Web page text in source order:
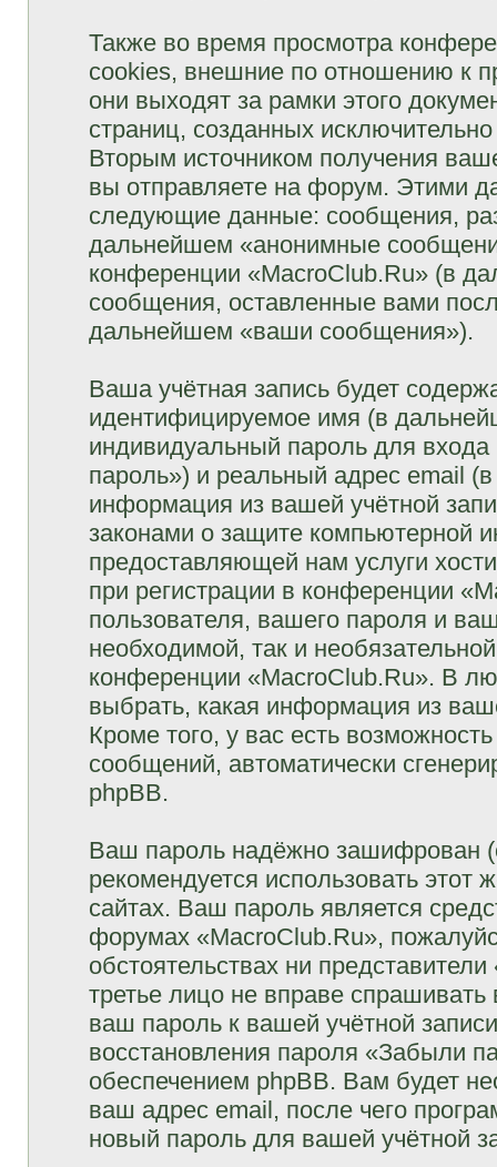
Также во время просмотра
cookies, внешние по отношению к
они выходят за рамки этого
страниц, созданных
Вторым источником получения
вы отправляете на форум. Этими
следующие данные: сообщения,
дальнейшем «анонимные
конференции «MacroClub.Ru» (в
сообщения, оставленные вами
дальнейшем «ваши сообщения»).
Ваша учётная запись будет
идентифицируемое имя (в
индивидуальный пароль для
пароль») и реальный адрес email
информация из вашей учётной
законами о защите компьютерной
предоставляющей нам услуги
при регистрации в конференции
пользователя, вашего пароля и
необходимой, так и
конференции «MacroClub.Ru». В
выбрать, какая информация из
Кроме того, у вас есть
сообщений, автоматически
phpBB.
Ваш пароль надёжно зашифрован
рекомендуется использовать этот
сайтах. Ваш пароль является
форумах «MacroClub.Ru»,
обстоятельствах ни
третье лицо не вправе
ваш пароль к вашей учётной
восстановления пароля «Забыли
обеспечением phpBB. Вам будет
ваш адрес email, после чего
новый пароль для вашей учётной